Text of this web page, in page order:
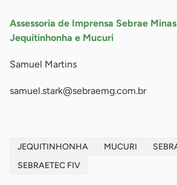
Assessoria de Imprensa Sebrae
Jequitinhonha e Mucuri
Samuel Martins
samuel.stark@sebraemg.com.br
JEQUITINHONHA MUCURI
SEBRAETEC FIV